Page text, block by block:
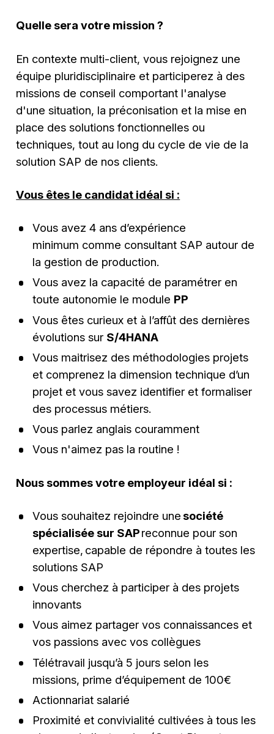
Quelle sera votre mission ?
En contexte multi-client, vous rejoignez une
équipe pluridisciplinaire et participerez à des
missions de conseil comportant l'analyse
d'une situation, la préconisation et la mise en
place des solutions fonctionnelles ou
techniques, tout au long du cycle de vie de la
solution SAP de nos clients.
Vous êtes le candidat idéal si :
Vous avez 4 ans d’expérience
minimum comme consultant SAP autour de
la gestion de production.
Vous avez la capacité de paramétrer en
toute autonomie le module PP
Vous êtes curieux et à l’affût des dernières
évolutions sur S/4HANA
Vous maitrisez des méthodologies projets
et comprenez la dimension technique d’un
projet et vous savez identifier et formaliser
des processus métiers.
Vous parlez anglais couramment
Vous n'aimez pas la routine !
Nous sommes votre employeur idéal si :
Vous souhaitez rejoindre une société
spécialisée sur SAPreconnue pour son
expertise, capable de répondre à toutes les
solutions SAP
Vous cherchez à participer à des projets
innovants
Vous aimez partager vos connaissances et
vos passions avec vos collègues
Télétravail jusqu’à 5 jours selon les
missions, prime d’équipement de 100€
Actionnariat salarié
Proximité et convivialité cultivées à tous les